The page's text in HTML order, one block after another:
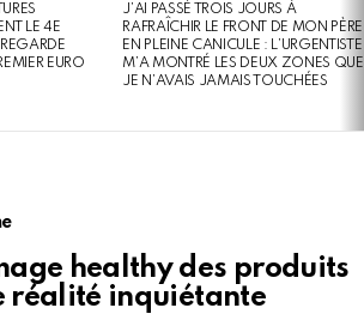
LE 4E
EURO
J’AI PASSÉ TROIS JOURS À
RAFRAÎCHIR LE FRONT DE MON PÈRE
EN PLEINE CANICULE : L’URGENTISTE
M’A MONTRÉ LES DEUX ZONES QUE
JE N’AVAIS JAMAIS TOUCHÉES
healthy des produits
réalité inquiétante